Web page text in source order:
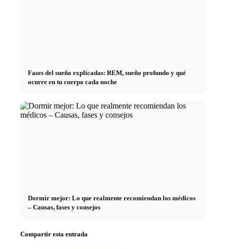
Fases del sueño explicadas: REM, sueño profundo y qué
ocurre en tu cuerpo cada noche
Dormir mejor: Lo que realmente recomiendan los médicos
– Causas, fases y consejos
Compartir esta entrada